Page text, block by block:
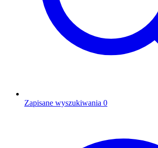
Zapisane wyszukiwania 0